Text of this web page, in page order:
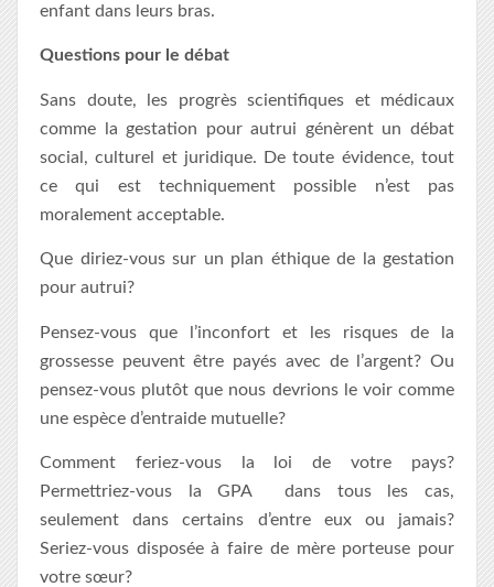
enfant dans leurs bras.
Questions pour le débat
Sans doute, les progrès scientifiques et médicaux
comme la gestation pour autrui génèrent un débat
social, culturel et juridique. De toute évidence, tout
ce qui est techniquement possible n’est pas
moralement acceptable.
Que diriez-vous sur un plan éthique de la gestation
pour autrui?
Pensez-vous que l’inconfort et les risques de la
grossesse peuvent être payés avec de l’argent? Ou
pensez-vous plutôt que nous devrions le voir comme
une espèce d’entraide mutuelle?
Comment feriez-vous la loi de votre pays?
Permettriez-vous la GPA dans tous les cas,
seulement dans certains d’entre eux ou jamais?
Seriez-vous disposée à faire de mère porteuse pour
votre sœur?